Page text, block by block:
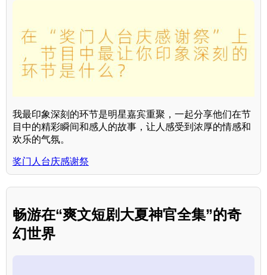
我最印象深刻的环节是明星嘉宾重聚，一起分享他们在节
目中的精彩瞬间和感人的故事，让人感受到浓厚的情感和
欢乐的气氛。
奖门人台庆感谢祭
畅游在“爽文短剧大夏神官全集”的奇
幻世界